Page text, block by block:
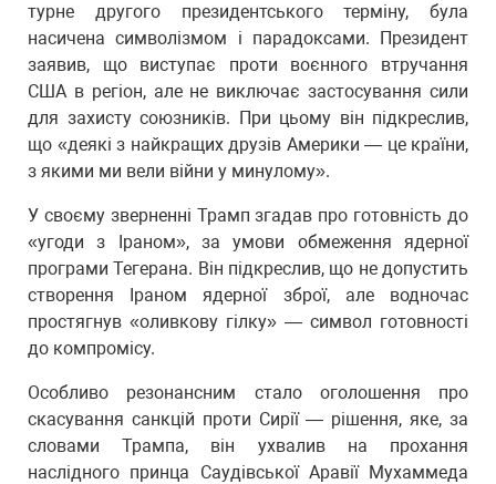
турне другого президентського терміну, була
насичена символізмом і парадоксами. Президент
заявив, що виступає проти воєнного втручання
США в регіон, але не виключає застосування сили
для захисту союзників. При цьому він підкреслив,
що «деякі з найкращих друзів Америки — це країни,
з якими ми вели війни у минулому».
У своєму зверненні Трамп згадав про готовність до
«угоди з Іраном», за умови обмеження ядерної
програми Тегерана. Він підкреслив, що не допустить
створення Іраном ядерної зброї, але водночас
простягнув «оливкову гілку» — символ готовності
до компромісу.
Особливо резонансним стало оголошення про
скасування санкцій проти Сирії — рішення, яке, за
словами Трампа, він ухвалив на прохання
наслідного принца Саудівської Аравії Мухаммеда